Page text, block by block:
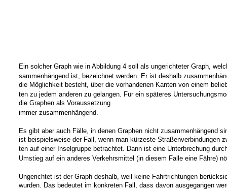
Ein solcher Graph wie in Abbildung 4 soll als ungerichteter Graph,
sammenhängend ist, bezeichnet werden. Er ist deshalb
die Möglichkeit besteht, über die vorhandenen Kanten von einem
ten zu jedem anderen zu gelangen. Für ein späteres
die Graphen als Voraussetzung
immer zusammenhängend.
Es gibt aber auch Fälle, in denen Graphen nicht zusammenhängend
ist beispielsweise der Fall, wenn man kürzeste Straßenverbindungen
ten auf einer Inselgruppe betrachtet. Dann ist eine Unterbrechung
Umstieg auf ein anderes Verkehrsmittel (in diesem Falle eine Fähre)
Ungerichtet ist der Graph deshalb, weil keine Fahrtrichtungen
wurden. Das bedeutet im konkreten Fall, dass davon ausgegangen